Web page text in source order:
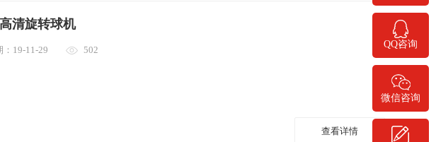
清旋转球机
：19-11-29 502
查看详情
QQ咨询
微信咨询